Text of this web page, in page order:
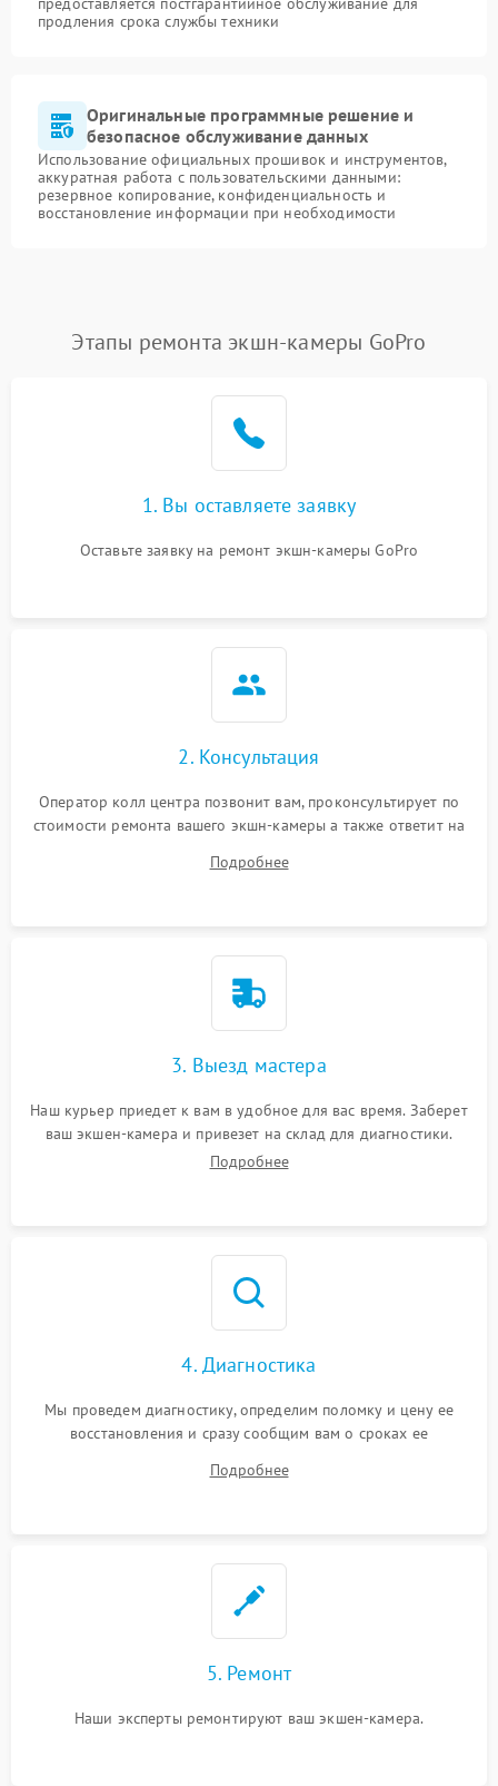
продления срока службы техники
Оригинальные программные решение и
безопасное обслуживание данных
Использование официальных прошивок и инструментов,
аккуратная работа с пользовательскими данными:
резервное копирование, конфиденциальность и
восстановление информации при необходимости
Этапы ремонта экшн-камеры GoPro
1. Вы оставляете заявку
Оставьте заявку на ремонт экшн-камеры GoPro
2. Консультация
Оператор колл центра позвонит вам, проконсультирует по
стоимости ремонта вашего экшн-камеры а также ответит на
Подробнее
3. Выезд мастера
Наш курьер приедет к вам в удобное для вас время. Заберет
ваш экшен-камера и привезет на склад для диагностики.
Подробнее
4. Диагностика
Мы проведем диагностику, определим поломку и цену ее
восстановления и сразу сообщим вам о сроках ее
Подробнее
5. Ремонт
Наши эксперты ремонтируют ваш экшен-камера.